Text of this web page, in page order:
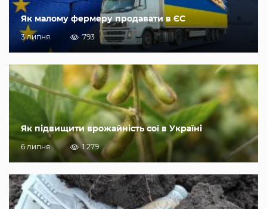
Як малому фермеру продавати в ЄС
3 липня 793
Як підвищити врожайність сої в Україні
6 липня 1 279